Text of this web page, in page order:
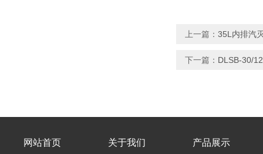
上一篇： 35L内排汽
下一篇： DLSB-30/
网站首页 关于我们 产品展示